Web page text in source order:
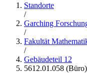
Standorte
/
Garching
/
Fakultät
/
Gebäudeteil 12
5612.01.058 (Büro)